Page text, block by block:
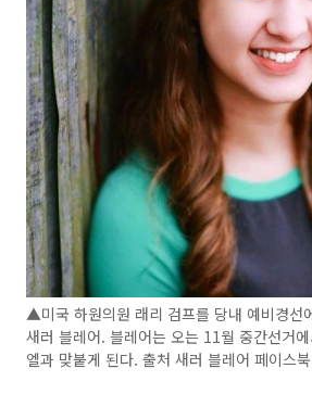
▲미국 하원의원 래리 검프를 당내 예비경선
새러 블레어. 블레어는 오는 11월 중간선거
엘과 맞붙게 된다. 출처 새러 블레어 페이스북